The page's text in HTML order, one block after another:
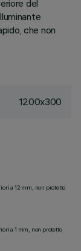
del
che non
1200x300
a 12 mm, non protetto
a 1 mm, non protetto